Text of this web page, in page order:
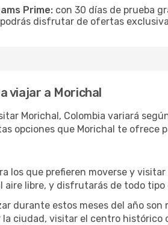
Prime: con 30 días de prueba
disfrutar de ofertas
viajar a Morichal
Morichal, Colombia variará
opciones que Morichal te ofrece
los que prefieren moverse y
aire libre, y disfrutarás de todo tipo
durante estos meses del año
la ciudad, visitar el centro